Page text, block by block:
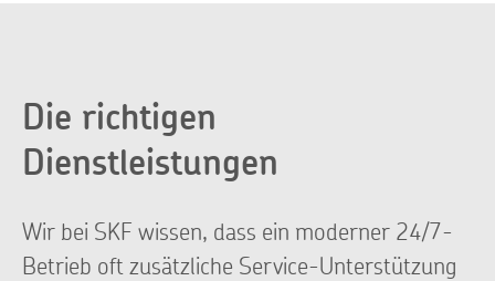
Die richtigen
Dienstleistungen
Wir bei SKF wissen, dass ein moderner 24/7-
Betrieb oft zusätzliche Service-Unterstützung